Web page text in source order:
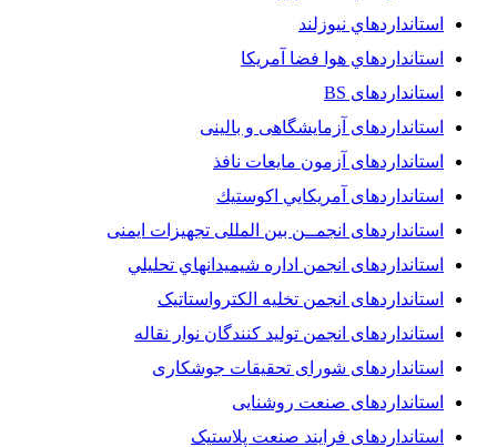
استانداردهاي نيوزلند
استانداردهاي هوا فضا آمريکا
استانداردهای BS
استانداردهای آزمایشگاهی و بالینی
استانداردهای آزمون مایعات نافذ
استانداردهای آمريكايي اكوستيك
استانداردهای انجمــن بين المللى تجهيزات ايمنى
استانداردهای انجمن اداره شيميدانهاي تحليلي
استانداردهای انجمن تخليه الکترواستاتيک
استانداردهای انجمن توليد کنندگان نوار نقاله
استانداردهای شورای تحقیقات جوشکاری
استانداردهای صنعت روشنایی
استانداردهای فرايند صنعت پلاستيک